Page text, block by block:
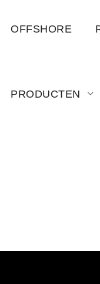
OFFSHORE
PRODUCTEN